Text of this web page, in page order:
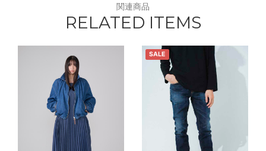
関連商品
RELATED ITEMS
SALE